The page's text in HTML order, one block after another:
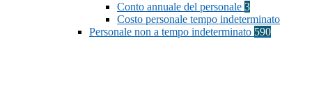
Conto annuale del personale 3
Costo personale tempo indeterminato
Personale non a tempo indeterminato 590